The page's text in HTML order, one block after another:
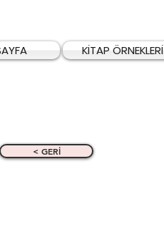
KİTAP ÖRNEKLERİ
< GERİ